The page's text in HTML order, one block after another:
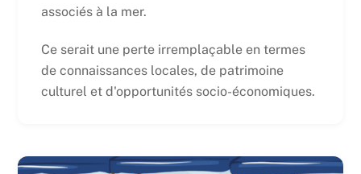
associés à la mer.
Ce serait une perte irremplaçable en termes
de connaissances locales, de patrimoine
culturel et d'opportunités socio-économiques.